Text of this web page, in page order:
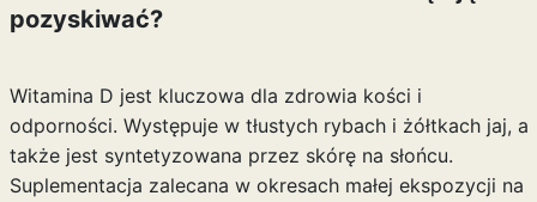
pozyskiwać?
Witamina D jest kluczowa dla zdrowia kości i
odporności. Występuje w tłustych rybach i żółtkach jaj, a
także jest syntetyzowana przez skórę na słońcu.
Suplementacja zalecana w okresach małej ekspozycji na